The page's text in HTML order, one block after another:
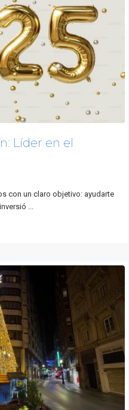
Líder en el
con un claro objetivo: ayudarte
...